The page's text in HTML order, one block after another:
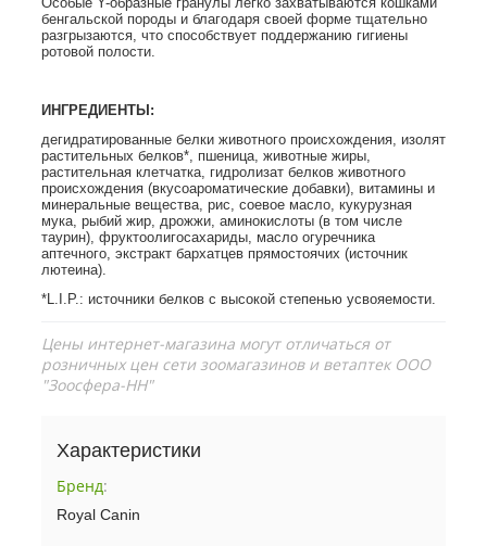
бенгальской породы и благодаря своей форме тщательно
разгрызаются, что способствует поддержанию гигиены
ротовой полости.
ИНГРЕДИЕНТЫ:
дегидратированные белки животного происхождения, изолят
растительных белков*, пшеница, животные жиры,
растительная клетчатка, гидролизат белков животного
происхождения (вкусоароматические добавки), витамины и
минеральные вещества, рис, соевое масло, кукурузная
мука, рыбий жир, дрожжи, аминокислоты (в том числе
таурин), фруктоолигосахариды, масло огуречника
аптечного, экстракт бархатцев прямостоячих (источник
лютеина).
*L.I.P.: источники белков с высокой степенью усвояемости.
Цены интернет-магазина могут отличаться от
розничных цен сети зоомагазинов и ветаптек ООО
"Зоосфера-НН"
Характеристики
Бренд:
Royal Canin